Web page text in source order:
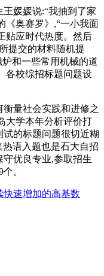
媛媛说:“我抽到了家
《奥赛罗》,“一小我面
贴应时代热度。然后
提交的材料随机提
和一些常用机械的道
各校综招标题问题设
量社会实践和进修之
大学本年分析评价打
试的标题问题很切近糊
语入题也是石大自招
优良专业,参取招生
。
速增加的高基数